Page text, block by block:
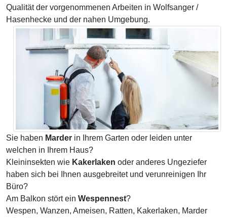
Qualität der vorgenommenen Arbeiten in Wolfsanger /
Hasenhecke und der nahen Umgebung.
Sie haben Marder in Ihrem Garten oder leiden unter
welchen in Ihrem Haus?
Kleininsekten wie Kakerlaken oder anderes Ungeziefer
haben sich bei Ihnen ausgebreitet und verunreinigen Ihr
Büro?
Am Balkon stört ein Wespennest?
Wespen, Wanzen, Ameisen, Ratten, Kakerlaken, Marder